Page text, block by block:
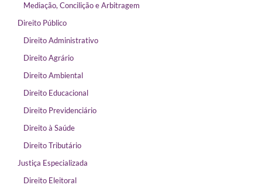
Mediação, Concilição e Arbitragem
Direito Público
Direito Administrativo
Direito Agrário
Direito Ambiental
Direito Educacional
Direito Previdenciário
Direito à Saúde
Direito Tributário
Justiça Especializada
Direito Eleitoral